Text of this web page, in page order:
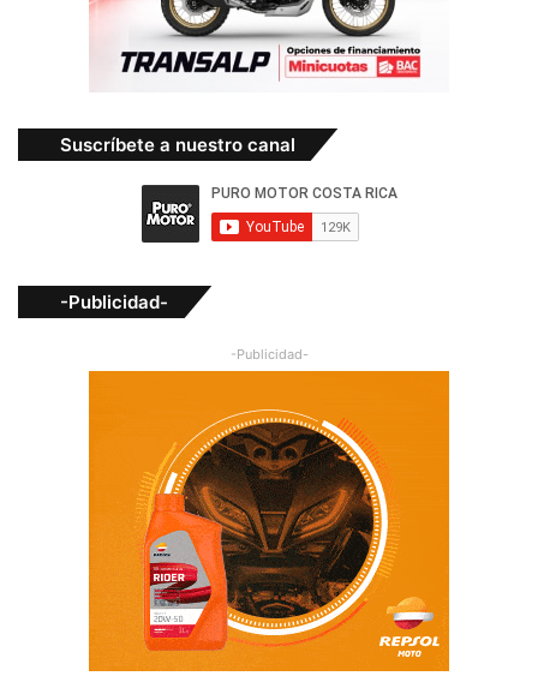
Suscríbete a nuestro canal
-Publicidad-
-Publicidad-